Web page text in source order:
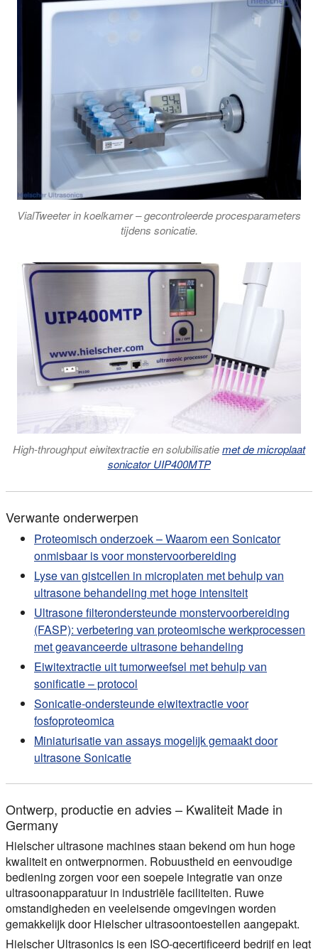
VialTweeter in koelkamer – gecontroleerde procesparameters
tijdens sonicatie.
High-throughput eiwitextractie en solubilisatiemet de microplaat
sonicator UIP400MTP
Verwante onderwerpen
Proteomisch onderzoek – Waarom een Sonicator
onmisbaar is voor monstervoorbereiding
Lyse van gistcellen in microplaten met behulp van
ultrasone behandeling met hoge intensiteit
Ultrasone filterondersteunde monstervoorbereiding
(FASP): verbetering van proteomische werkprocessen
met geavanceerde ultrasone behandeling
Eiwitextractie uit tumorweefsel met behulp van
sonificatie – protocol
Sonicatie-ondersteunde eiwitextractie voor
fosfoproteomica
Miniaturisatie van assays mogelijk gemaakt door
ultrasone Sonicatie
Ontwerp, productie en advies – Kwaliteit Made in
Germany
Hielscher ultrasone machines staan bekend om hun hoge
kwaliteit en ontwerpnormen. Robuustheid en eenvoudige
bediening zorgen voor een soepele integratie van onze
ultrasoonapparatuur in industriële faciliteiten. Ruwe
omstandigheden en veeleisende omgevingen worden
gemakkelijk door Hielscher ultrasoontoestellen aangepakt.
Hielscher Ultrasonics is een ISO-gecertificeerd bedrijf en legt